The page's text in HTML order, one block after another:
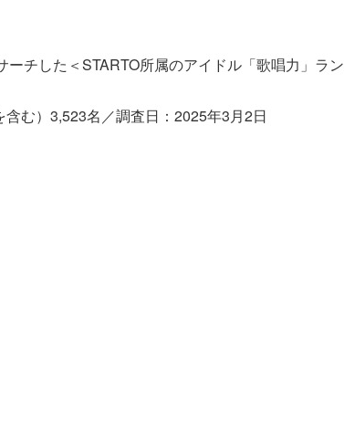
チした＜STARTO所属のアイドル「歌唱力」ラン
む）3,523名／調査日：2025年3月2日